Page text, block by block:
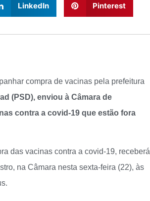
LinkedIn Pinterest
compra de vacinas pela prefeitura
(PSD), enviou à Câmara de
contra a covid-19 que estão fora
das vacinas contra a covid-19, receberá
na Câmara nesta sexta-feira (22), às